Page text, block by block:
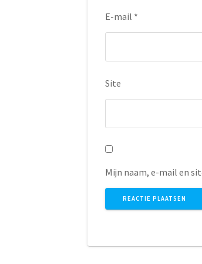
E-mail *
Site
Mijn naam, e-mail en